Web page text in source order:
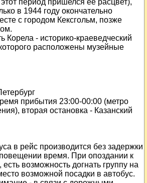
период пришелся ее расцвет),
в 1944 году окончательно
с городом Кексгольм, позже
Корела - историко-краеведческий
расположены музейные
прибытия 23:00-00:00 (метро
вторая остановка - Казанский
в рейс производится без задержки
время. При опоздании к
возможность догнать группу на
возможной посадки в автобус.